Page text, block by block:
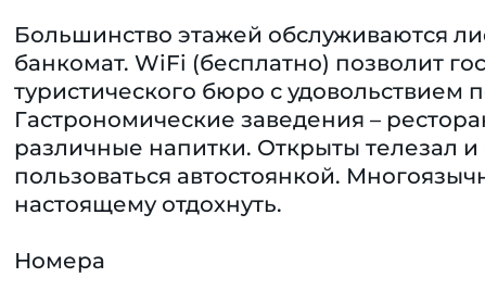
Большинство этажей обслуживаются
банкомат. WiFi (бесплатно) позволит
туристического бюро с удовольствием
Гастрономические заведения –
различные напитки. Открыты телезал
пользоваться автостоянкой.
настоящему отдохнуть.
Номера